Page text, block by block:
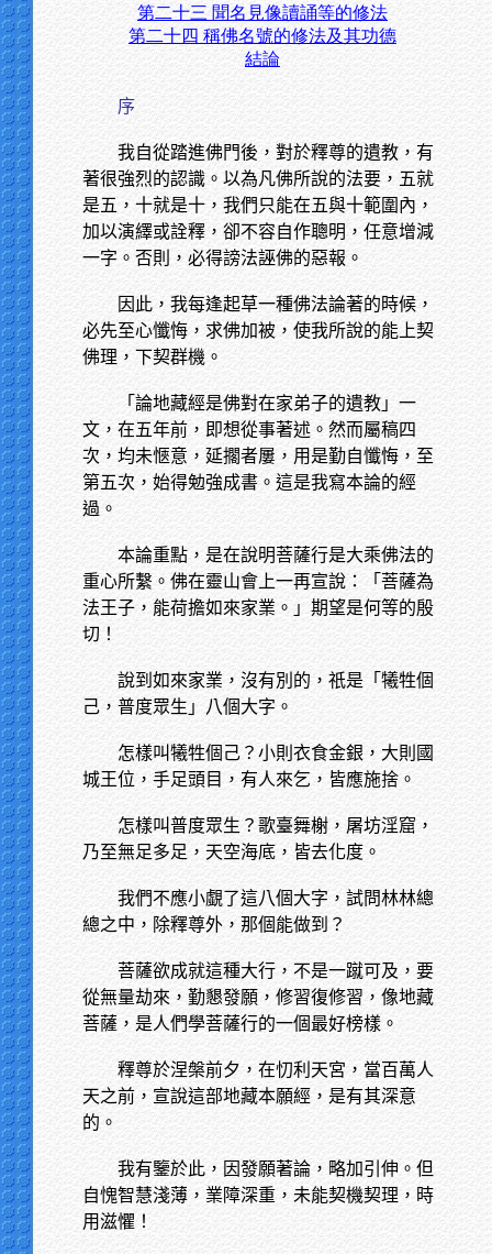
第二十三 聞名見像讀誦等的修法
第二十四 稱佛名號的修法及其功德
結論
序
我自從踏進佛門後，對於釋尊的遺教，有
著很強烈的認識。以為凡佛所說的法要，五就
是五，十就是十，我們只能在五與十範圍內，
加以演繹或詮釋，卻不容自作聰明，任意增減
一字。否則，必得謗法誣佛的惡報。
因此，我每逢起草一種佛法論著的時候，
必先至心懺悔，求佛加被，使我所說的能上契
佛理，下契群機。
「論地藏經是佛對在家弟子的遺教」一
文，在五年前，即想從事著述。然而屬稿四
次，均未愜意，延擱者屢，用是勤自懺悔，至
第五次，始得勉強成書。這是我寫本論的經
過。
本論重點，是在說明菩薩行是大乘佛法的
重心所繫。佛在靈山會上一再宣說：「菩薩為
法王子，能荷擔如來家業。」期望是何等的殷
切！
說到如來家業，沒有別的，祇是「犧牲個
己，普度眾生」八個大字。
怎樣叫犧牲個己？小則衣食金銀，大則國
城王位，手足頭目，有人來乞，皆應施捨。
怎樣叫普度眾生？歌臺舞榭，屠坊淫窟，
乃至無足多足，天空海底，皆去化度。
我們不應小覷了這八個大字，試問林林總
總之中，除釋尊外，那個能做到？
菩薩欲成就這種大行，不是一蹴可及，要
從無量劫來，勤懇發願，修習復修習，像地藏
菩薩，是人們學菩薩行的一個最好榜樣。
釋尊於涅槃前夕，在忉利天宮，當百萬人
天之前，宣說這部地藏本願經，是有其深意
的。
我有鑒於此，因發願著論，略加引伸。但
自愧智慧淺薄，業障深重，未能契機契理，時
用滋懼！